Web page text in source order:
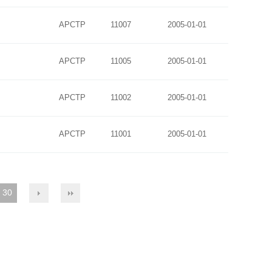
APCTP 11007 2005-01-01
APCTP 11005 2005-01-01
APCTP 11002 2005-01-01
APCTP 11001 2005-01-01
30